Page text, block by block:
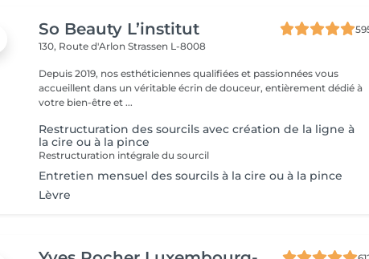
So Beauty L’institut
130, Route d'ArlonStrassen L-8008
Depuis 2019, nos esthéticiennes qualifiées et passionnées vous
accueillent dans un véritable écrin de douceur, entièrement dédié à
votre bien-être et ...
Restructuration des sourcils avec création de la ligne à
la cire ou à la pince
Restructuration intégrale du sourcil
Entretien mensuel des sourcils à la cire ou à la pince
Lèvre